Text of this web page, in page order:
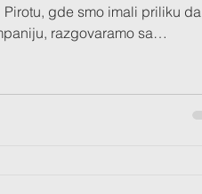
gde smo imali priliku da
razgovaramo sa
ljudima, razmenu iskustava i